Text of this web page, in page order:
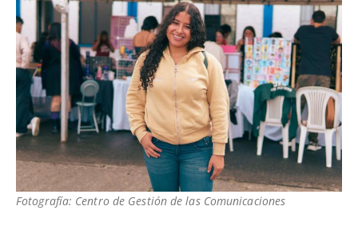
Fotografía: Centro de Gestión de las Comunicaciones